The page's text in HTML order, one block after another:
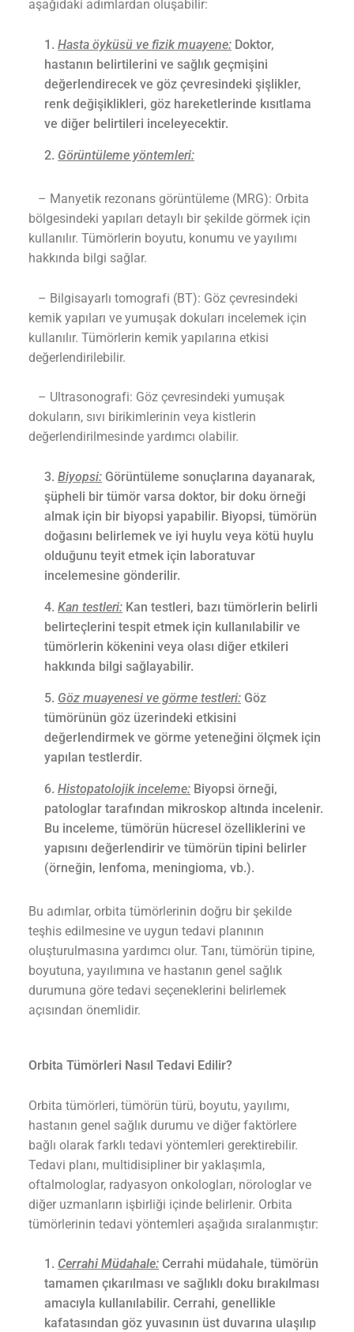
aşağıdaki adımlardan oluşabilir:
Hasta öyküsü ve fizik muayene: Doktor,
hastanın belirtilerini ve sağlık geçmişini
değerlendirecek ve göz çevresindeki şişlikler,
renk değişiklikleri, göz hareketlerinde kısıtlama
ve diğer belirtileri inceleyecektir.
Görüntüleme yöntemleri:
– Manyetik rezonans görüntüleme (MRG): Orbita
bölgesindeki yapıları detaylı bir şekilde görmek için
kullanılır. Tümörlerin boyutu, konumu ve yayılımı
hakkında bilgi sağlar.
– Bilgisayarlı tomografi (BT): Göz çevresindeki
kemik yapıları ve yumuşak dokuları incelemek için
kullanılır. Tümörlerin kemik yapılarına etkisi
değerlendirilebilir.
– Ultrasonografi: Göz çevresindeki yumuşak
dokuların, sıvı birikimlerinin veya kistlerin
değerlendirilmesinde yardımcı olabilir.
Biyopsi: Görüntüleme sonuçlarına dayanarak,
şüpheli bir tümör varsa doktor, bir doku örneği
almak için bir biyopsi yapabilir. Biyopsi, tümörün
doğasını belirlemek ve iyi huylu veya kötü huylu
olduğunu teyit etmek için laboratuvar
incelemesine gönderilir.
Kan testleri: Kan testleri, bazı tümörlerin belirli
belirteçlerini tespit etmek için kullanılabilir ve
tümörlerin kökenini veya olası diğer etkileri
hakkında bilgi sağlayabilir.
Göz muayenesi ve görme testleri: Göz
tümörünün göz üzerindeki etkisini
değerlendirmek ve görme yeteneğini ölçmek için
yapılan testlerdir.
Histopatolojik inceleme: Biyopsi örneği,
patologlar tarafından mikroskop altında incelenir.
Bu inceleme, tümörün hücresel özelliklerini ve
yapısını değerlendirir ve tümörün tipini belirler
(örneğin, lenfoma, meningioma, vb.).
Bu adımlar, orbita tümörlerinin doğru bir şekilde
teşhis edilmesine ve uygun tedavi planının
oluşturulmasına yardımcı olur. Tanı, tümörün tipine,
boyutuna, yayılımına ve hastanın genel sağlık
durumuna göre tedavi seçeneklerini belirlemek
açısından önemlidir.
Orbita Tümörleri Nasıl Tedavi Edilir?
Orbita tümörleri, tümörün türü, boyutu, yayılımı,
hastanın genel sağlık durumu ve diğer faktörlere
bağlı olarak farklı tedavi yöntemleri gerektirebilir.
Tedavi planı, multidisipliner bir yaklaşımla,
oftalmologlar, radyasyon onkologları, nörologlar ve
diğer uzmanların işbirliği içinde belirlenir. Orbita
tümörlerinin tedavi yöntemleri aşağıda sıralanmıştır:
Cerrahi Müdahale: Cerrahi müdahale, tümörün
tamamen çıkarılması ve sağlıklı doku bırakılması
amacıyla kullanılabilir. Cerrahi, genellikle
kafatasından göz yuvasının üst duvarına ulaşılıp